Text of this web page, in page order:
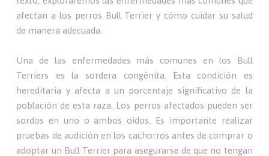
afectan a los perros Bull Terrier y cómo cuidar su salud
de manera adecuada.
Una de las enfermedades más comunes en los Bull
Terriers es la sordera congénita. Esta condición es
hereditaria y afecta a un porcentaje significativo de la
población de esta raza. Los perros afectados pueden ser
sordos en uno o ambos oídos. Es importante realizar
pruebas de audición en los cachorros antes de comprar o
adoptar un Bull Terrier para asegurarse de que no tengan